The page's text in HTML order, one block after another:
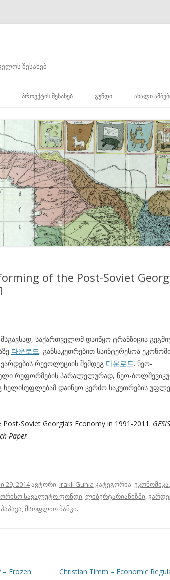
შესახებ
გადასვლა
ᲞᲠᲝᲔᲥᲢᲘᲡ ᲨᲔᲡᲐᲮᲔᲑ ᲒᲣᲜᲓᲘ ᲐᲮᲐᲚᲘ
of the Post-Soviet
მსგავსად, საქართველომ დაიწყო ტრანზიცია
다운로드. განსაკუთრებით საინტერესოა
რევოლუციის შემდეგ 다운로드. ნეო-
რეფორმების პარალელურად, ნეო-
ხელისუფლებამ დაიწყო კერძო საკუთრების
Soviet Georgia’s Economy in 1991-2011.
Paper.
29, 2014ავტორი: Irakli Gunia კატეგორია: ეკონომიკა,
სავალუტო ფონდი,ლიბერტარიანიზმი,
,მსოფლიო ბანკი.
– Frozen
Christian Timm – Economic